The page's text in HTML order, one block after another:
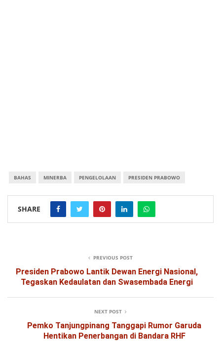
BAHAS MINERBA PENGELOLAAN PRESIDEN PRABOWO
SHARE
PREVIOUS POST
Presiden Prabowo Lantik Dewan Energi Nasional,
Tegaskan Kedaulatan dan Swasembada Energi
NEXT POST
Pemko Tanjungpinang Tanggapi Rumor Garuda
Hentikan Penerbangan di Bandara RHF